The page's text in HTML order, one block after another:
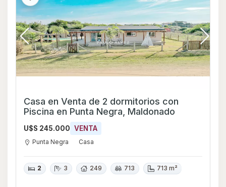
Casa en Venta de 2 dormitorios con
Piscina en Punta Negra, Maldonado
U$S 245.000 VENTA
Punta Negra Casa
2 3 249 713 713 m²